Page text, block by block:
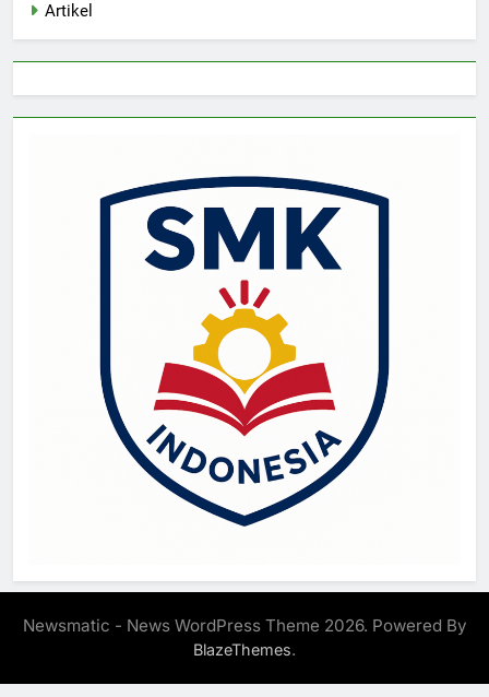
Artikel
Newsmatic - News WordPress Theme 2026. Powered By
BlazeThemes.